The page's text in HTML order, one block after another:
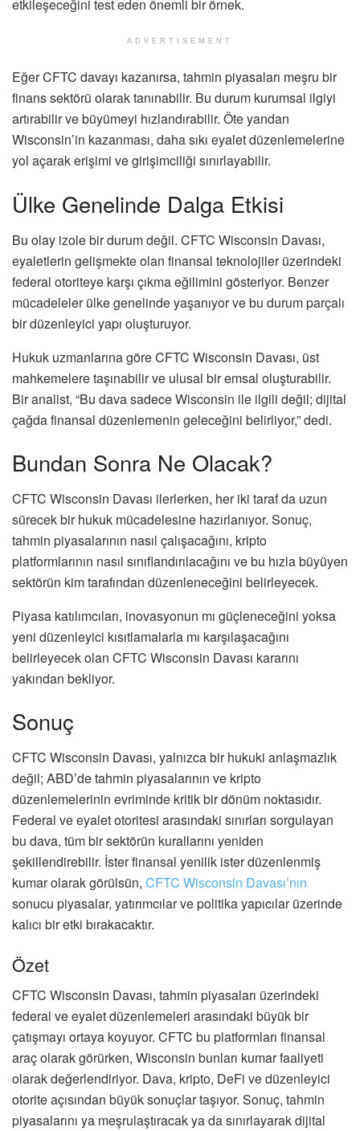
etkileşeceğini test eden önemli bir örnek.
ADVERTISEMENT
Eğer CFTC davayı kazanırsa, tahmin piyasaları meşru bir
finans sektörü olarak tanınabilir. Bu durum kurumsal ilgiyi
artırabilir ve büyümeyi hızlandırabilir. Öte yandan
Wisconsin’in kazanması, daha sıkı eyalet düzenlemelerine
yol açarak erişimi ve girişimciliği sınırlayabilir.
Ülke Genelinde Dalga Etkisi
Bu olay izole bir durum değil. CFTC Wisconsin Davası,
eyaletlerin gelişmekte olan finansal teknolojiler üzerindeki
federal otoriteye karşı çıkma eğilimini gösteriyor. Benzer
mücadeleler ülke genelinde yaşanıyor ve bu durum parçalı
bir düzenleyici yapı oluşturuyor.
Hukuk uzmanlarına göre CFTC Wisconsin Davası, üst
mahkemelere taşınabilir ve ulusal bir emsal oluşturabilir.
Bir analist, “Bu dava sadece Wisconsin ile ilgili değil; dijital
çağda finansal düzenlemenin geleceğini belirliyor,” dedi.
Bundan Sonra Ne Olacak?
CFTC Wisconsin Davası ilerlerken, her iki taraf da uzun
sürecek bir hukuk mücadelesine hazırlanıyor. Sonuç,
tahmin piyasalarının nasıl çalışacağını, kripto
platformlarının nasıl sınıflandırılacağını ve bu hızla büyüyen
sektörün kim tarafından düzenleneceğini belirleyecek.
Piyasa katılımcıları, inovasyonun mı güçleneceğini yoksa
yeni düzenleyici kısıtlamalarla mı karşılaşacağını
belirleyecek olan CFTC Wisconsin Davası kararını
yakından bekliyor.
Sonuç
CFTC Wisconsin Davası, yalnızca bir hukuki anlaşmazlık
değil; ABD’de tahmin piyasalarının ve kripto
düzenlemelerinin evriminde kritik bir dönüm noktasıdır.
Federal ve eyalet otoritesi arasındaki sınırları sorgulayan
bu dava, tüm bir sektörün kurallarını yeniden
şekillendirebilir. İster finansal yenilik ister düzenlenmiş
kumar olarak görülsün, CFTC Wisconsin Davası’nın
sonucu piyasalar, yatırımcılar ve politika yapıcılar üzerinde
kalıcı bir etki bırakacaktır.
Özet
CFTC Wisconsin Davası, tahmin piyasaları üzerindeki
federal ve eyalet düzenlemeleri arasındaki büyük bir
çatışmayı ortaya koyuyor. CFTC bu platformları finansal
araç olarak görürken, Wisconsin bunları kumar faaliyeti
olarak değerlendiriyor. Dava, kripto, DeFi ve düzenleyici
otorite açısından büyük sonuçlar taşıyor. Sonuç, tahmin
piyasalarını ya meşrulaştıracak ya da sınırlayarak dijital